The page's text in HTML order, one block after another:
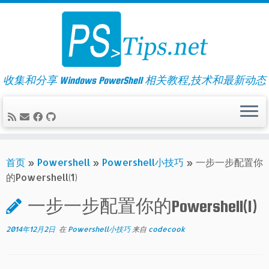
Skip
收集和分享 Windows PowerShell 相关教程,技术和最新动态
首页 » Powershell » Powershell小技巧 » 一步一步配置你
的Powershell(1)
一步一步配置你的Powershell(1)
2014年12月2日 在 Powershell小技巧来自 codecook